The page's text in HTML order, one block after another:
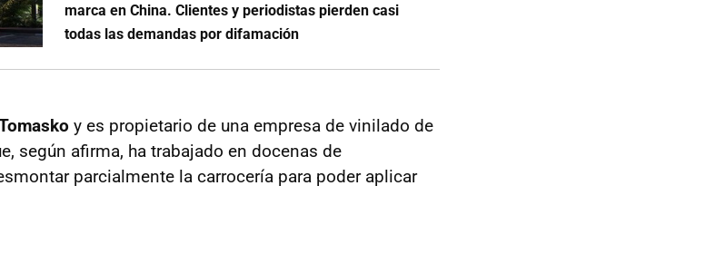
marca en China. Clientes y periodistas pierden casi
todas las demandas por difamación
y es propietario de una empresa de vinilado de
según afirma, ha trabajado en docenas de
parcialmente la carrocería para poder aplicar